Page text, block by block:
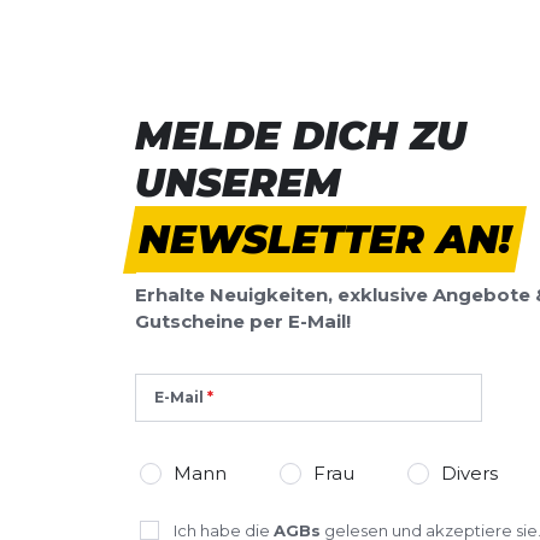
MELDE DICH ZU
UNSEREM
NEWSLETTER AN!
Erhalte Neuigkeiten, exklusive Angebote
Gutscheine per E-Mail!
E-Mail
Mann Frau Divers
Ich habe die AGBs gelesen und akzeptiere sie.